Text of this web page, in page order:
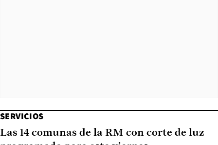
SERVICIOS
Las 14 comunas de la RM con corte de luz